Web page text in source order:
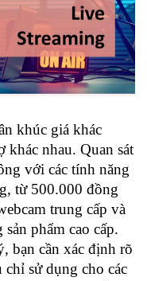
khúc giá khác
khác nhau. Quan sát
với các tính năng
từ 500.000 đồng
trung cấp và
phẩm cao cấp.
bạn cần xác định rõ
sử dụng cho các